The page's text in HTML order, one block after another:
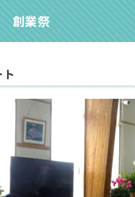
創業祭